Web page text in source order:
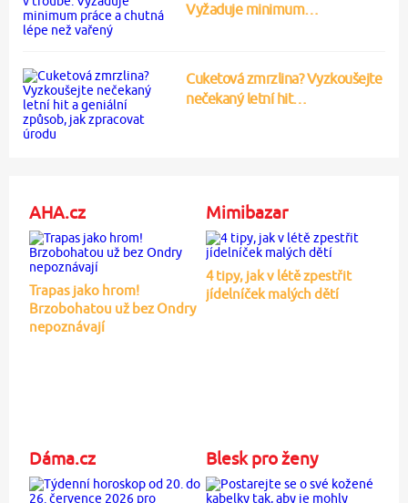
Vyžaduje minimum…
Cuketová zmrzlina? Vyzkoušejte
nečekaný letní hit…
AHA.cz
Trapas jako hrom!
Brzobohatou už bez Ondry
nepoznávají
Mimibazar
4 tipy, jak v létě zpestřit
jídelníček malých dětí
Dáma.cz Blesk pro ženy